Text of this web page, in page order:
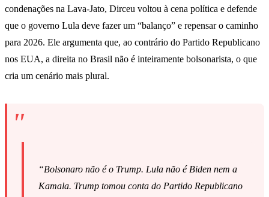
condenações na Lava-Jato, Dirceu voltou à cena política e defende
que o governo Lula deve fazer um “balanço” e repensar o caminho
para 2026. Ele argumenta que, ao contrário do Partido Republicano
nos EUA, a direita no Brasil não é inteiramente bolsonarista, o que
cria um cenário mais plural.
“Bolsonaro não é o Trump. Lula não é Biden nem a
Kamala. Trump tomou conta do Partido Republicano